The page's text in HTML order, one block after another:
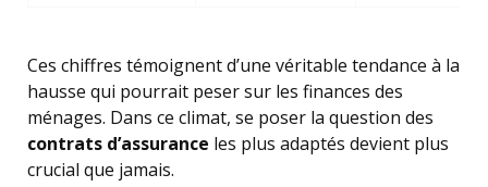
Ces chiffres témoignent d’une véritable tendance à la
hausse qui pourrait peser sur les finances des
ménages. Dans ce climat, se poser la question des
contrats d’assurance les plus adaptés devient plus
crucial que jamais.